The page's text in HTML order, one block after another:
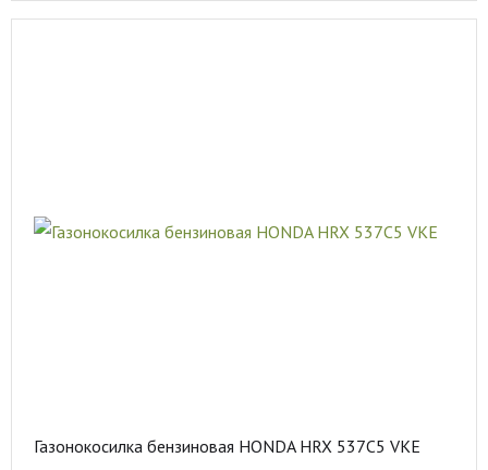
Газонокосилка бензиновая HONDA HRX 537C5 VKE